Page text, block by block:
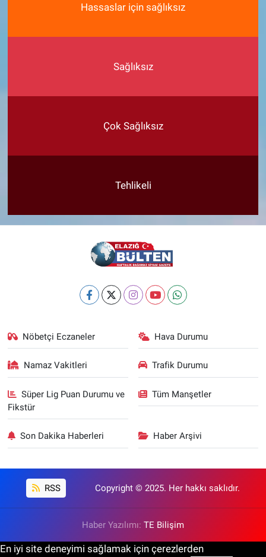
Hassaslar için sağlıksız
Sağlıksız
Çok Sağlıksız
Tehlikeli
Nöbetçi Eczaneler Hava Durumu
Namaz Vakitleri Trafik Durumu
Süper Lig Puan Durumu ve
Fikstür
Tüm Manşetler
Son Dakika Haberleri Haber Arşivi
RSS Copyright © 2025. Her hakkı saklıdır.
Haber Yazılımı: TE Bilişim
En iyi site deneyimi sağlamak için çerezlerden